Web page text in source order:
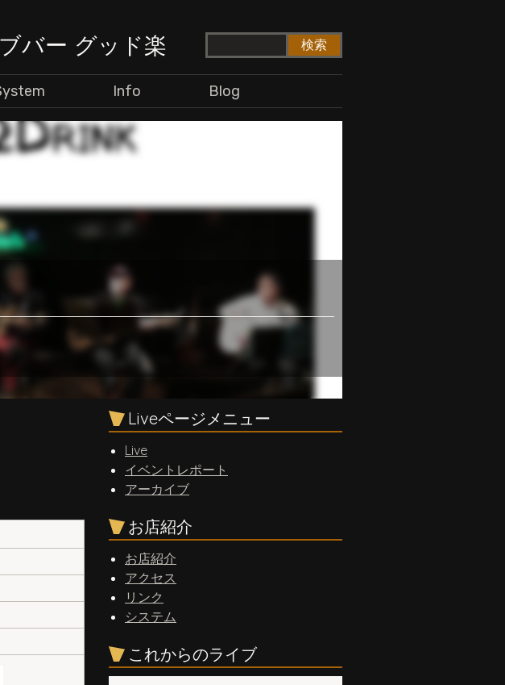
バー グッド楽
Info Blog
Liveページメニュー
Live
イベントレポート
アーカイブ
お店紹介
お店紹介
アクセス
リンク
システム
これからのライブ